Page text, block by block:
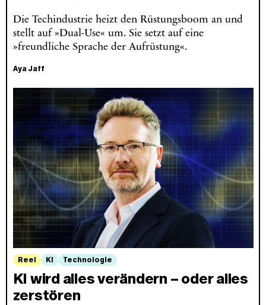
Die Techindustrie heizt den Rüstungsboom an und
stellt auf »Dual-Use« um. Sie setzt auf eine
»freundliche Sprache der Aufrüstung«.
Aya Jaff
Reel KI Technologie
KI wird alles verändern – oder alles
zerstören